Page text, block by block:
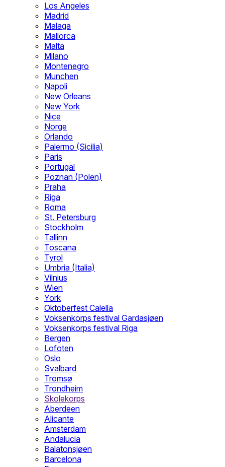
Los Angeles
Madrid
Malaga
Mallorca
Malta
Milano
Montenegro
Munchen
Napoli
New Orleans
New York
Nice
Norge
Orlando
Palermo (Sicilia)
Paris
Portugal
Poznan (Polen)
Praha
Riga
Roma
St. Petersburg
Stockholm
Tallinn
Toscana
Tyrol
Umbria (Italia)
Vilnius
Wien
York
Oktoberfest Calella
Voksenkorps festival Gardasjøen
Voksenkorps festival Riga
Bergen
Lofoten
Oslo
Svalbard
Tromsø
Trondheim
Skolekorps
Aberdeen
Alicante
Amsterdam
Andalucia
Balatonsjøen
Barcelona